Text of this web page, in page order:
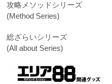
攻略メソッドシリーズ
(Method Series)
総ざらいシリーズ
(All about Series)